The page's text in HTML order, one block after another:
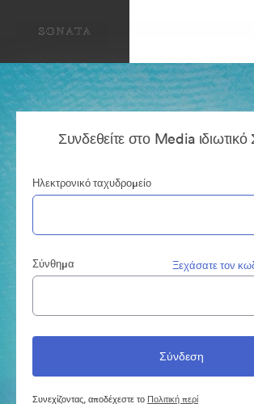
Συνδεθείτε στο Media
Ηλεκτρονικό ταχυδρομείο
Σύνθημα Ξεχάσατε τον
Συνεχίζοντας, αποδέχεστε το Πολιτική περί